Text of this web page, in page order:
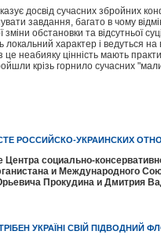
досвід сучасних збройних
завдання, багато в чому
зміни обстановки та відсутньої
локальний характер і ведуться
це неабияку цінність мають
крізь горнило сучасних
РОССИЙСКО-УКРАИНСКИХ
социально-
и Международного
Прокудина и Дмитрия
УКРАЇНІ СВІЙ ПІДВОДНИЙ